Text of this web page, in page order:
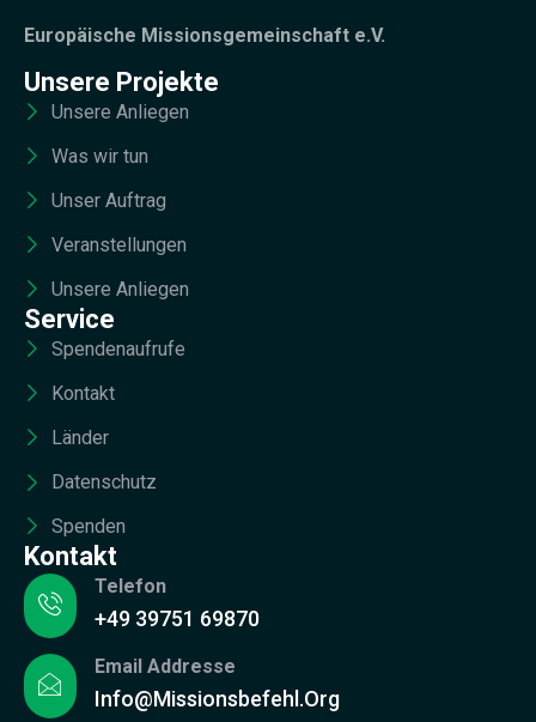
Europäische Missionsgemeinschaft e.V.
Unsere Projekte
Unsere Anliegen
Was wir tun
Unser Auftrag
Veranstellungen
Unsere Anliegen
Service
Spendenaufrufe
Kontakt
Länder
Datenschutz
Spenden
Kontakt
Telefon
+49 39751 69870
Email Addresse
Info@missionsbefehl.org